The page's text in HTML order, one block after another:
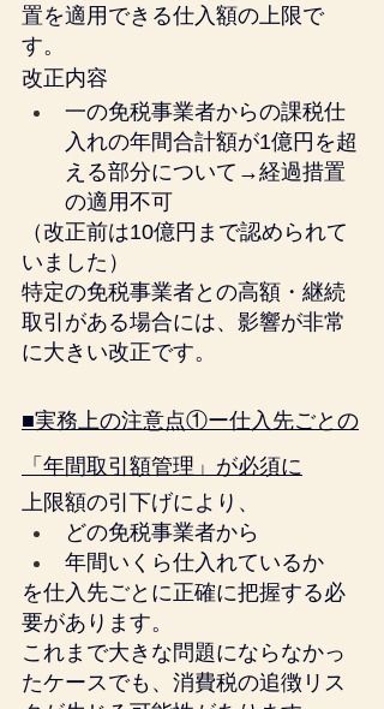
置を適用できる仕入額の上限で
す。
改正内容
一の免税事業者からの課税仕
入れの年間合計額が1億円を超
える部分について→経過措置
の適用不可
（改正前は10億円まで認められて
いました）
特定の免税事業者との高額・継続
取引がある場合には、影響が非常
に大きい改正です。
■実務上の注意点①ー仕入先ごとの
「年間取引額管理」が必須に
上限額の引下げにより、
どの免税事業者から
年間いくら仕入れているか
を仕入先ごとに正確に把握する必
要があります。
これまで大きな問題にならなかっ
たケースでも、消費税の追徴リス